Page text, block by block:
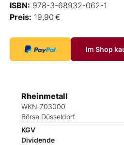
ISBN: 978-3-68932-062-1
Preis: 19,90 €
Im Shop
Rheinmetall
WKN 703000
Börse Düsseldorf
KGV
Dividende